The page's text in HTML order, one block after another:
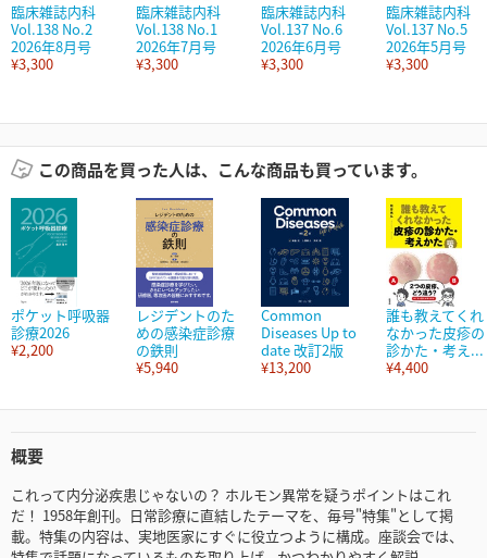
臨床雑誌内科
Vol.138 No.2
2026年8月号
¥3,300
臨床雑誌内科
Vol.138 No.1
2026年7月号
¥3,300
臨床雑誌内科
Vol.137 No.6
2026年6月号
¥3,300
臨床雑誌内科
Vol.137 No.5
2026年5月号
¥3,300
この商品を買った人は、こんな商品も買っています。
ポケット呼吸器
診療2026
¥2,200
レジデントのた
めの感染症診療
の鉄則
¥5,940
Common
Diseases Up to
date 改訂2版
¥13,200
誰も教えてくれ
なかった皮疹の
診かた・考え...
¥4,400
概要
これって内分泌疾患じゃないの？ ホルモン異常を疑うポイントはこれ
だ！ 1958年創刊。日常診療に直結したテーマを、毎号"特集"として掲
載。特集の内容は、実地医家にすぐに役立つように構成。座談会では、